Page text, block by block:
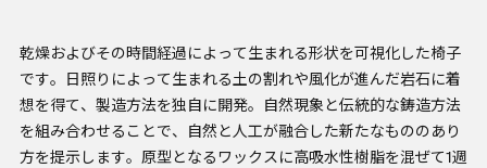
乾燥およびその時間経過によって生まれる形状を可視化した椅子
です。日照りによって生まれる土の割れや風化が進んだ岩石に着
想を得て、製造方法を独自に開発。自然現象と伝統的な鋳造方法
を組み合わせることで、自然と人工が融合した新たなもののあり
方を提示します。原型となるワックスに高吸水性樹脂を混ぜて1週